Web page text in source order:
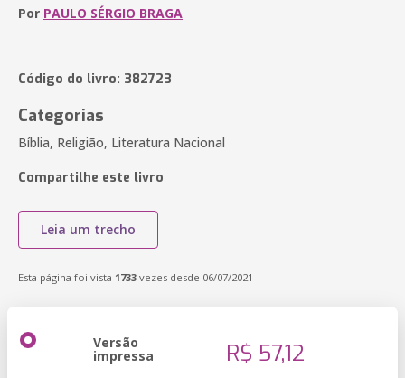
Por PAULO SÉRGIO BRAGA
Código do livro: 382723
Categorias
Bíblia, Religião, Literatura Nacional
Compartilhe este livro
Leia um trecho
Esta página foi vista 1733 vezes desde 06/07/2021
Versão
impressa R$ 57,12